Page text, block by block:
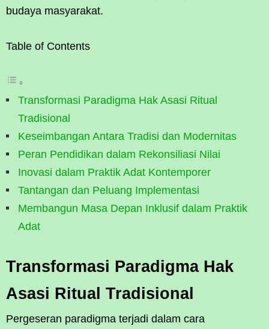
budaya masyarakat.
Table of Contents
Transformasi Paradigma Hak Asasi Ritual
Tradisional
Keseimbangan Antara Tradisi dan Modernitas
Peran Pendidikan dalam Rekonsiliasi Nilai
Inovasi dalam Praktik Adat Kontemporer
Tantangan dan Peluang Implementasi
Membangun Masa Depan Inklusif dalam Praktik
Adat
Transformasi Paradigma Hak
Asasi Ritual Tradisional
Pergeseran paradigma terjadi dalam cara